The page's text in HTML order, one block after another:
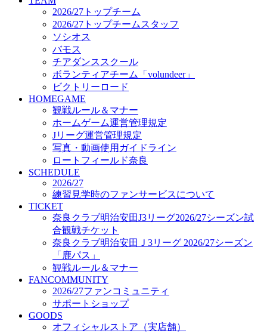
奈良クラブ明治安田J3リーグ2026/27シーズン試
合観戦チケット
奈良クラブ明治安田Ｊ3リーグ 2026/27シーズン
「鹿パス」
観戦ルール＆マナー
FANCOMMUNITY
2026/27ファンコミュニティ
サポートショップ
GOODS
オフィシャルストア（実店舗）
オンラインストア
ACADEMY
アカデミーについて
プロジェクト
コーチ&スタッフ
ジュニア
ジュニアユース
ユース
練習拠点（ナラディーア）
SCHOOL
2026/27 パートナー企業
パートナー募集
クラブ理念
クラブ情報
サステナビリティ
Web制作支援
2026/27トップチーム
2026/27トップチームスタッフ
ソシオス
バモス
チアダンススクール
ボランティアチーム「volundeer」
ビクトリーロード
HOMEGAME
観戦ルール＆マナー
ホームゲーム運営管理規定
Jリーグ運営管理規定
写真・動画使用ガイドライン
ロートフィールド奈良
SCHEDULE
2026/27
練習見学時のファンサービスについて
TICKET
奈良クラブ明治安田J3リーグ2026/27シーズン試
合観戦チケット
奈良クラブ明治安田Ｊ3リーグ 2026/27シーズン
「鹿パス」
観戦ルール＆マナー
FANCOMMUNITY
2026/27ファンコミュニティ
サポートショップ
GOODS
オフィシャルストア（実店舗）